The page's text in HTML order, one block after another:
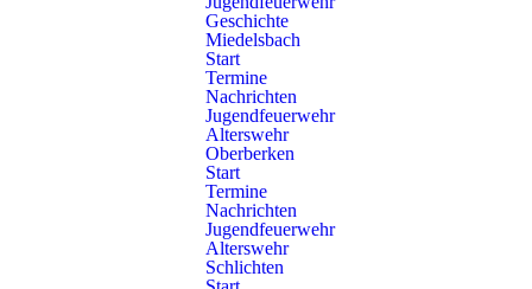
Geschichte
Miedelsbach
Start
Termine
Nachrichten
Jugendfeuerwehr
Alterswehr
Oberberken
Start
Termine
Nachrichten
Jugendfeuerwehr
Alterswehr
Schlichten
Florian Schorndorf 7/74
Einsatz und Beladung
Für schnelle Wasserförderung über lange Strecken enthalten
die Rollwagen RC 7/01 bis RC 7/04 jeweils 500 Meter B-
Schlauch in Buchten, verlegbar während der Fahrt.
Auszug aus der Beladung: